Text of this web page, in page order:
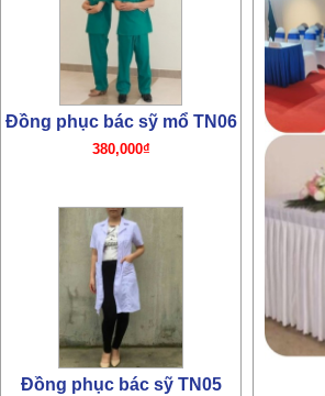
Đồng phục bác sỹ mổ TN06
380,000₫
Đồng phục bác sỹ TN05